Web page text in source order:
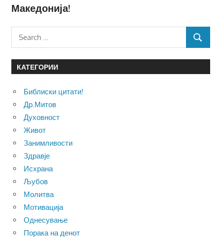
Македонија!
Search
for:
SEARCH
КАТЕГОРИИ
Библиски цитати!
Др.Митов
Духовност
Живот
Занимливости
Здравје
Исхрана
Љубов
Молитва
Мотивација
Однесување
Порака на денот